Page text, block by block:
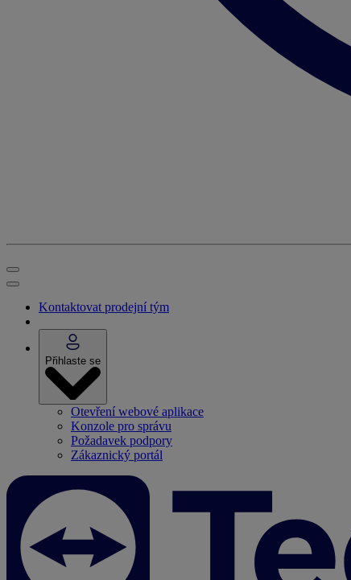
Kontaktovat prodejní tým
Přihlaste se
Otevření webové aplikace
Konzole pro správu
Požadavek podpory
Zákaznický portál